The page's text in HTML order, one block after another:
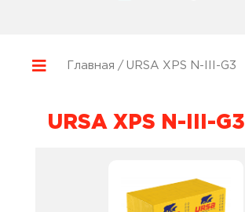
Главная / URSA XPS N-III-G3
URSA XPS N-III-G3